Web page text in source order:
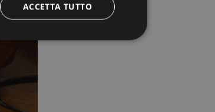
ACCETTA TUTTO